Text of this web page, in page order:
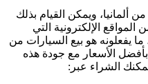
ألمانيا، ويمكن القيام بذلك
الإلكترونية التي
ما يفعلونه هو بيع السيارات من
بأفضل الأسعار مع جودة هذه
الشراء عبر: